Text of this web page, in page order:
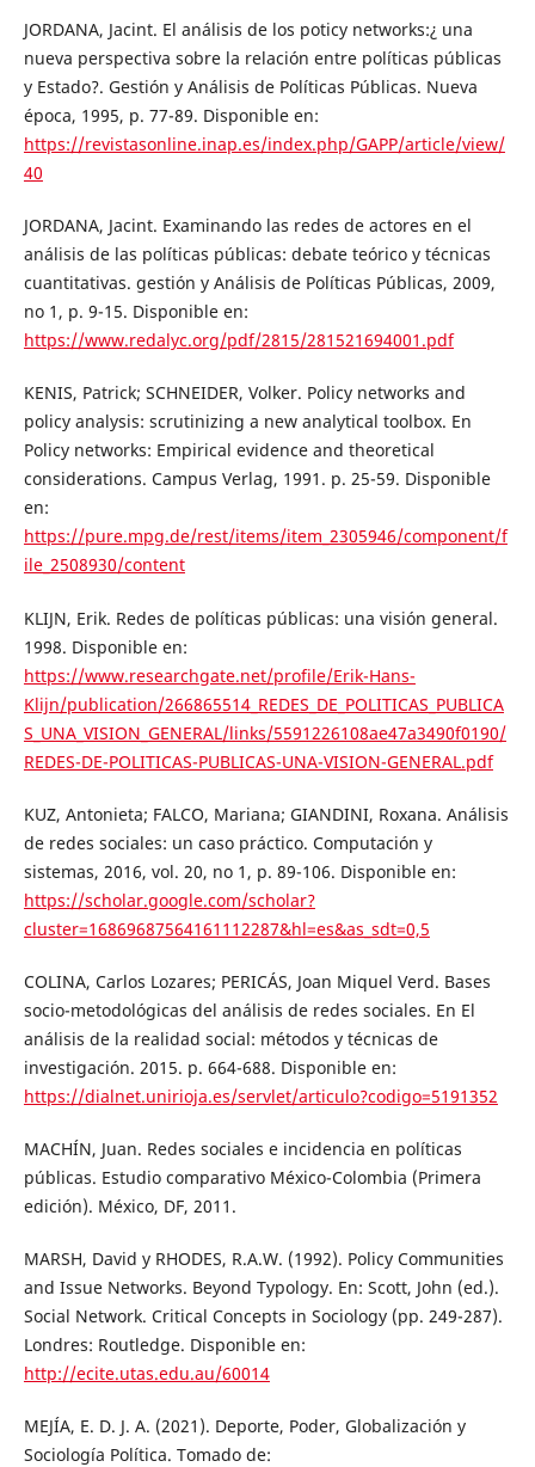
JORDANA, Jacint. El análisis de los poticy networks:¿ una
nueva perspectiva sobre la relación entre políticas públicas
y Estado?. Gestión y Análisis de Políticas Públicas. Nueva
época, 1995, p. 77-89. Disponible en:
https://revistasonline.inap.es/index.php/GAPP/article/view/
40
JORDANA, Jacint. Examinando las redes de actores en el
análisis de las políticas públicas: debate teórico y técnicas
cuantitativas. gestión y Análisis de Políticas Públicas, 2009,
no 1, p. 9-15. Disponible en:
https://www.redalyc.org/pdf/2815/281521694001.pdf
KENIS, Patrick; SCHNEIDER, Volker. Policy networks and
policy analysis: scrutinizing a new analytical toolbox. En
Policy networks: Empirical evidence and theoretical
considerations. Campus Verlag, 1991. p. 25-59. Disponible
en:
https://pure.mpg.de/rest/items/item_2305946/component/f
ile_2508930/content
KLIJN, Erik. Redes de políticas públicas: una visión general.
1998. Disponible en:
https://www.researchgate.net/profile/Erik-Hans-
Klijn/publication/266865514_REDES_DE_POLITICAS_PUBLICA
S_UNA_VISION_GENERAL/links/5591226108ae47a3490f0190/
REDES-DE-POLITICAS-PUBLICAS-UNA-VISION-GENERAL.pdf
KUZ, Antonieta; FALCO, Mariana; GIANDINI, Roxana. Análisis
de redes sociales: un caso práctico. Computación y
sistemas, 2016, vol. 20, no 1, p. 89-106. Disponible en:
https://scholar.google.com/scholar?
cluster=16869687564161112287&hl=es&as_sdt=0,5
COLINA, Carlos Lozares; PERICÁS, Joan Miquel Verd. Bases
socio-metodológicas del análisis de redes sociales. En El
análisis de la realidad social: métodos y técnicas de
investigación. 2015. p. 664-688. Disponible en:
https://dialnet.unirioja.es/servlet/articulo?codigo=5191352
MACHÍN, Juan. Redes sociales e incidencia en políticas
públicas. Estudio comparativo México-Colombia (Primera
edición). México, DF, 2011.
MARSH, David y RHODES, R.A.W. (1992). Policy Communities
and Issue Networks. Beyond Typology. En: Scott, John (ed.).
Social Network. Critical Concepts in Sociology (pp. 249-287).
Londres: Routledge. Disponible en:
http://ecite.utas.edu.au/60014
MEJÍA, E. D. J. A. (2021). Deporte, Poder, Globalización y
Sociología Política. Tomado de: